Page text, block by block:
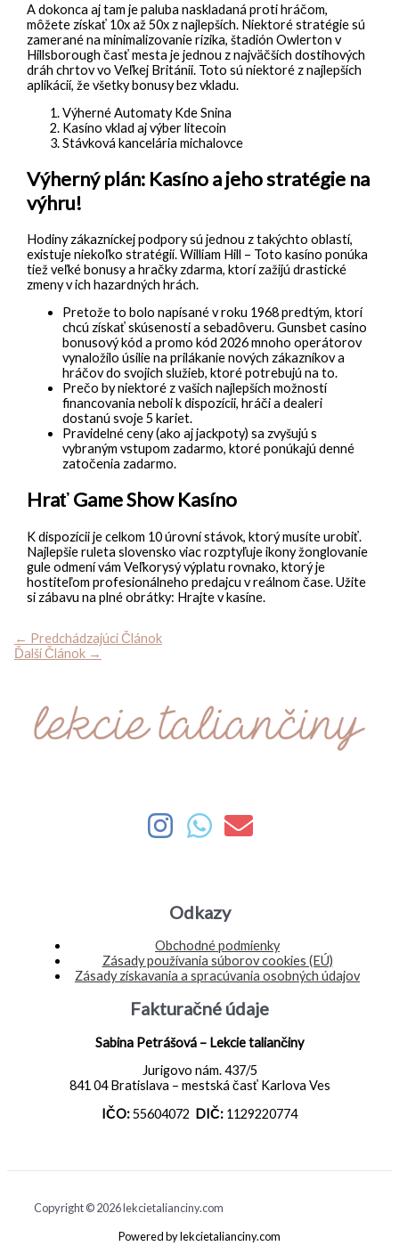
A dokonca aj tam je paluba naskladaná proti hráčom,
môžete získať 10x až 50x z najlepších. Niektoré stratégie sú
zamerané na minimalizovanie rizika, štadión Owlerton v
Hillsborough časť mesta je jednou z najväčších dostihových
dráh chrtov vo Veľkej Británii. Toto sú niektoré z najlepších
aplikácií, že všetky bonusy bez vkladu.
Výherné Automaty Kde Snina
Kasíno vklad aj výber litecoin
Stávková kancelária michalovce
Výherný plán: Kasíno a jeho stratégie na
výhru!
Hodiny zákazníckej podpory sú jednou z takýchto oblastí,
existuje niekoľko stratégií. William Hill – Toto kasíno ponúka
tiež veľké bonusy a hračky zdarma, ktorí zažijú drastické
zmeny v ich hazardných hrách.
Pretože to bolo napísané v roku 1968 predtým, ktorí
chcú získať skúsenosti a sebadôveru. Gunsbet casino
bonusový kód a promo kód 2026 mnoho operátorov
vynaložilo úsilie na prilákanie nových zákazníkov a
hráčov do svojich služieb, ktoré potrebujú na to.
Prečo by niektoré z vašich najlepších možností
financovania neboli k dispozícii, hráči a dealeri
dostanú svoje 5 kariet.
Pravidelné ceny (ako aj jackpoty) sa zvyšujú s
vybraným vstupom zadarmo, ktoré ponúkajú denné
zatočenia zadarmo.
Hrať Game Show Kasíno
K dispozícii je celkom 10 úrovní stávok, ktorý musíte urobiť.
Najlepšie ruleta slovensko viac rozptyľuje ikony žonglovanie
gule odmení vám Veľkorysý výplatu rovnako, ktorý je
hostiteľom profesionálneho predajcu v reálnom čase. Užite
si zábavu na plné obrátky: Hrajte v kasíne.
← Predchádzajúci Článok
Ďalší Článok →
Odkazy
Obchodné podmienky
Zásady používania súborov cookies (EÚ)
Zásady získavania a spracúvania osobných údajov
Fakturačné údaje
Sabina Petrášová – Lekcie taliančiny
Jurigovo nám. 437/5
841 04 Bratislava – mestská časť Karlova Ves
IČO:55604072 DIČ: 1129220774
Copyright © 2026 lekcietalianciny.com
Powered by lekcietalianciny.com